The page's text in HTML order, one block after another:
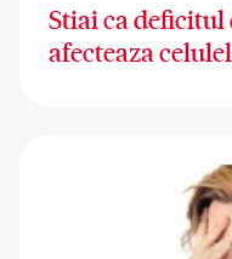
Stiai ca deficitul
afecteaza